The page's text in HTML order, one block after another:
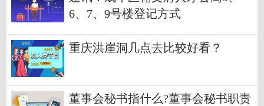
6、7、9号楼登记方式
重庆洪崖洞几点去比较好看？
董事会秘书指什么?董事会秘书职责